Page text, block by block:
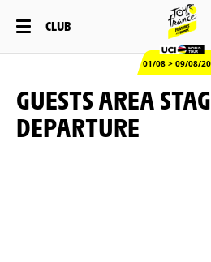
CLUB
01/08 > 09/08/
GUESTS AREA
DEPARTURE